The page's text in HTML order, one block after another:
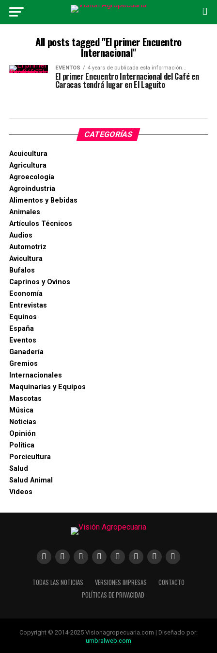
All posts tagged "El primer Encuentro
Internacional"
EVENTOS 4 years de publicada esta información...
El primer Encuentro Internacional del Café en
Caracas tendrá lugar en El Laguito
CATEGORÍAS
Acuicultura
Agricultura
Agroecología
Agroindustria
Alimentos y Bebidas
Animales
Artículos Técnicos
Audios
Automotriz
Avicultura
Bufalos
Caprinos y Ovinos
Economía
Entrevistas
Equinos
España
Eventos
Ganadería
Gremios
Internacionales
Maquinarias y Equipos
Mascotas
Música
Noticias
Opinión
Política
Porcicultura
Salud
Salud Animal
Videos
TODAS LAS NOTICIAS VERSIONES IMPRESAS
CONTACTO
POLÍTICAS DE PRIVACIDAD
Copyright © 2014-2025 Visionagropecuaria.com | Diseñado por:
umbralweb.com